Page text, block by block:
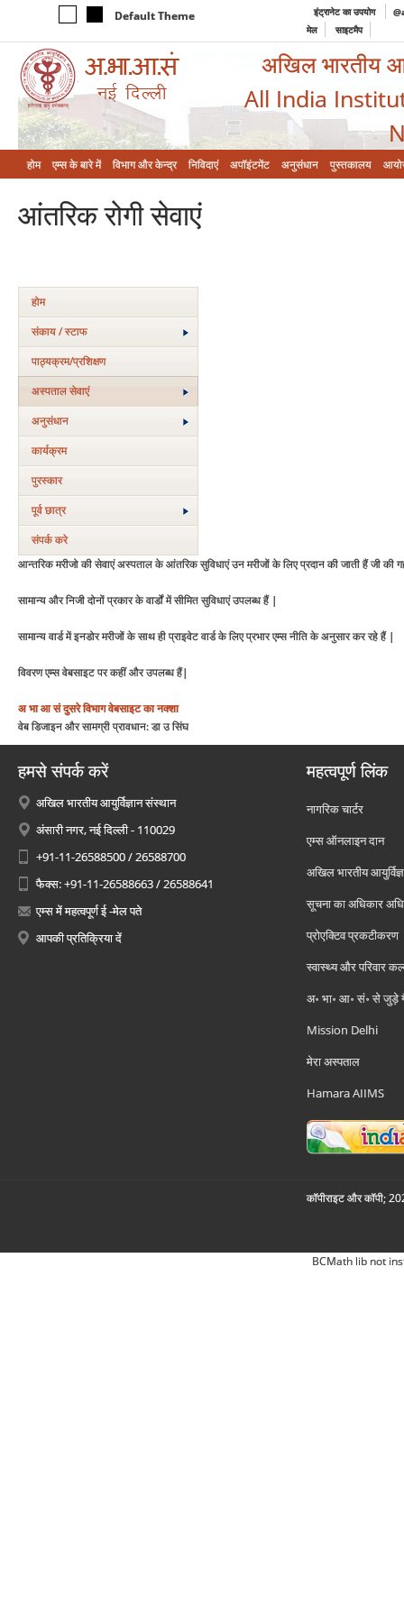
Default Theme इंट्रानेट का उपयोग
मेल
साइटमैप
अखिल भारतीय
All India
होम एम्‍स के बारे में विभाग और केन्‍द्र निविदाएं अपॉइंटमेंट अनुसंधान पुस्तकालय
आंतरिक रोगी सेवाएं
होम
संकाय / स्टाफ
पाठ्यक्रम/प्रशिक्षण
अस्‍पताल सेवाएं
अनुसंधान
कार्यक्रम
पुरस्‍कार
पूर्व छात्र
संपर्क करे
आन्तरिक मरीजो की सेवाएं अस्पताल के आंतरिक सुविधाएं उन मरीजों के लिए प्रदान की जाती हैं जी
सामान्य और निजी दोनों प्रकार के वार्डों में सीमित सुविधाएं उपलब्ध हैं |
सामान्य वार्ड में इनडोर मरीजों के साथ ही प्राइवेट वार्ड के लिए प्रभार एम्स नीति के अनुसार कर रहे हैं |
विवरण एम्स वेबसाइट पर कहीं और उपलब्ध हैं|
अ भा आ संदुसरे विभागवेबसाइट का नक्शा
वेब डिजाइन और सामग्री प्रावधान: डा उ सिंघ
हमसे संपर्क करें
अखिल भारतीय आयुर्विज्ञान संस्थान
अंसारी नगर, नई दिल्ली - 110029
+91-11-26588500 / 26588700
फैक्स: +91-11-26588663 / 26588641
एम्स में महत्वपूर्ण ई -मेल पते
आपकी प्रतिक्रिया दें
महत्वपूर्ण लिंक
नागरिक चार्टर
एम्स ऑनलाइन दान
अखिल भारतीय
सूचना का अधिकार
प्रोएक्टिव प्रकटीकरण
स्वास्थ्य और परिवार
अ॰ भा॰ आ॰ सं॰ से जुड़े
Mission Delhi
मेरा अस्पताल
Hamara AIIMS
कॉपीराइट और कॉपी;
BCMath lib not